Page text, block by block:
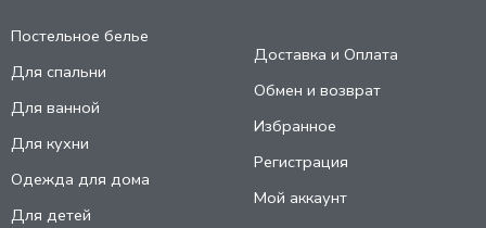
Постельное белье
Для спальни
Для ванной
Для кухни
Одежда для дома
Для детей
Доставка и Оплата
Обмен и возврат
Избранное
Регистрация
Мой аккаунт